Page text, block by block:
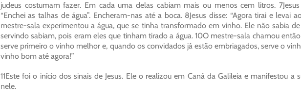
judeus costumam fazer. Em cada uma delas cabiam mais ou menos cem litros.
“Enchei as talhas de água”. Encheram-nas até a boca. 8Jesus disse: “Agora tirai e levai
mestre-sala experimentou a água, que se tinha transformado em vinho. Ele não sabia
servindo sabiam, pois eram eles que tinham tirado a água. 10O mestre-sala chamou
serve primeiro o vinho melhor e, quando os convidados já estão embriagados, serve o
vinho bom até agora!”
11Este foi o início dos sinais de Jesus. Ele o realizou em Caná da Galileia e manifestou a
nele.